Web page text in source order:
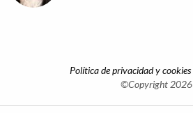
Política de privacidad y cookies
©Copyright 2026